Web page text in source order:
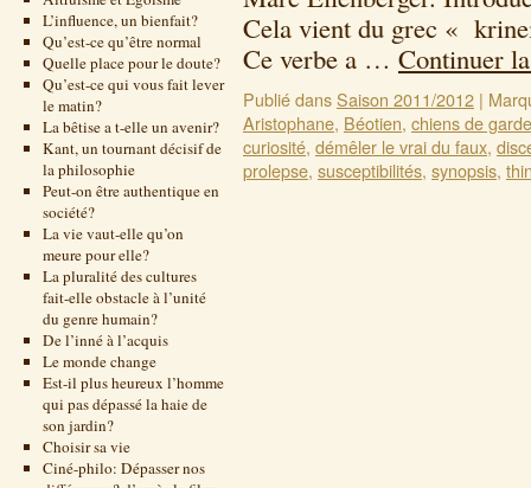
L’influence, un bienfait?
Qu’est-ce qu’être normal
Quelle place pour le doute?
Qu’est-ce qui vous fait lever
le matin?
La bêtise a t-elle un avenir?
Kant, un tournant décisif de
la philosophie
Peut-on être authentique en
société?
La vie vaut-elle qu’on
meure pour elle?
La pluralité des cultures
fait-elle obstacle à l’unité
du genre humain?
De l’inné à l’acquis
Le monde change
Est-il plus heureux l’homme
qui pas dépassé la haie de
son jardin?
Choisir sa vie
Ciné-philo: Dépasser nos
Cela vient du grec «
Ce verbe a … Continuer
Publié dansSaison 2011/2012 |
Aristophane, Béotien, chiens de garde
curiosité, démêler le vrai du faux,
prolepse, susceptibilités, synopsis,